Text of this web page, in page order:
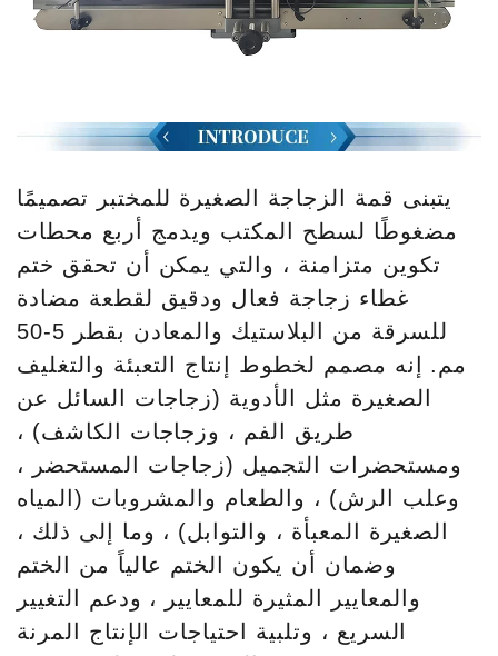
يتبنى قمة الزجاجة الصغيرة للمختبر تصميمًا
مضغوطًا لسطح المكتب ويدمج أربع محطات
تكوين متزامنة ، والتي يمكن أن تحقق ختم
غطاء زجاجة فعال ودقيق لقطعة مضادة
للسرقة من البلاستيك والمعادن بقطر 5-50
مم. إنه مصمم لخطوط إنتاج التعبئة والتغليف
الصغيرة مثل الأدوية (زجاجات السائل عن
طريق الفم ، وزجاجات الكاشف) ،
ومستحضرات التجميل (زجاجات المستحضر ،
وعلب الرش) ، والطعام والمشروبات (المياه
الصغيرة المعبأة ، والتوابل) ، وما إلى ذلك ،
وضمان أن يكون الختم عالياً من الختم
والمعايير المثيرة للمعايير ، ودعم التغيير
السريع ، وتلبية احتياجات الإنتاج المرنة